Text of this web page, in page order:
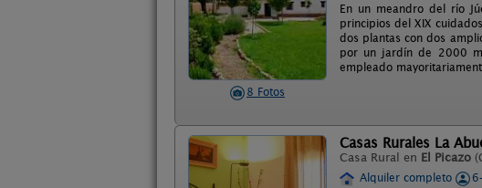
8 Fotos
En un meandro del río
principios del XIX
dos plantas con dos
por un jardín de 2000
empleado
Casas Rurales La
Casa Rural en El Picazo
Alquiler completo